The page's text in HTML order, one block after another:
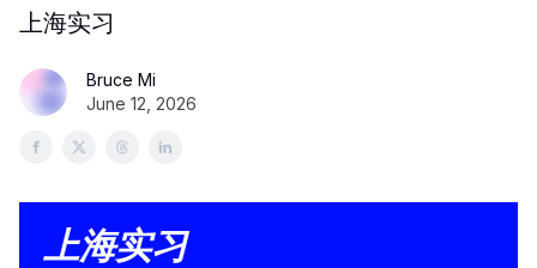
上海实习
Bruce Mi
June 12, 2026
上海实习